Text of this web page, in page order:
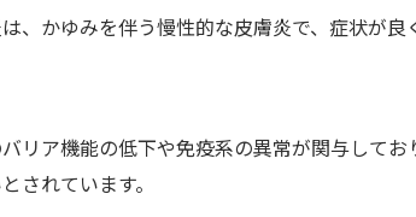
、かゆみを伴う慢性的な皮膚炎で、症状が
リア機能の低下や免疫系の異常が関与して
されています。